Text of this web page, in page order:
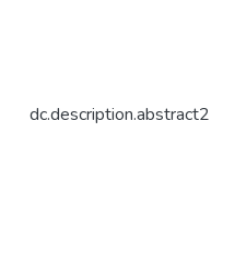
dc.description.abstract2